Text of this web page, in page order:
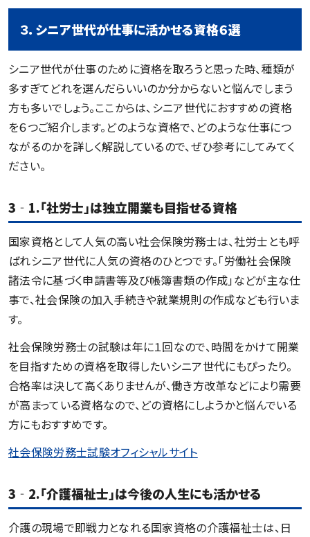
３．シニア世代が仕事に活かせる資格６選
シニア世代が仕事のために資格を取ろうと思った時、種類が
多すぎてどれを選んだらいいのか分からないと悩んでしまう
方も多いでしょう。ここからは、シニア世代におすすめの資格
を６つご紹介します。どのような資格で、どのような仕事につ
ながるのかを詳しく解説しているので、ぜひ参考にしてみてく
ださい。
3‐1.「社労士」は独立開業も目指せる資格
国家資格として人気の高い社会保険労務士は、社労士とも呼
ばれシニア世代に人気の資格のひとつです。「労働社会保険
諸法令に基づく申請書等及び帳簿書類の作成」などが主な仕
事で、社会保険の加入手続きや就業規則の作成なども行いま
す。
社会保険労務士の試験は年に１回なので、時間をかけて開業
を目指すための資格を取得したいシニア世代にもぴったり。
合格率は決して高くありませんが、働き方改革などにより需要
が高まっている資格なので、どの資格にしようかと悩んでいる
方にもおすすめです。
社会保険労務士試験オフィシャルサイト
3‐2.「介護福祉士」は今後の人生にも活かせる
介護の現場で即戦力となれる国家資格の介護福祉士は、日